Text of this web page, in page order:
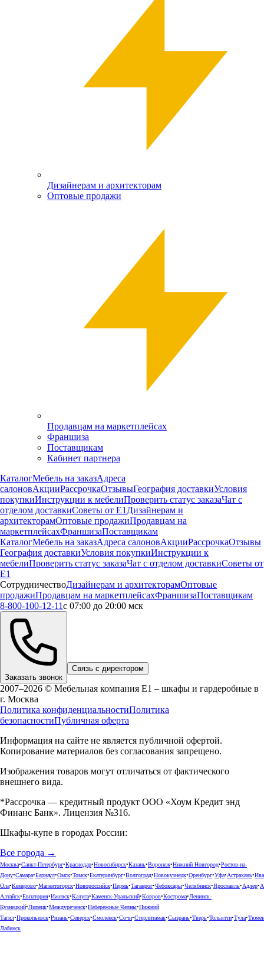
Дизайнерам и архитекторам
Оптовые продажи
Продавцам на маркетплейсах
Франшиза
Поставщикам
Кабинет партнера
КаталогМебель на заказАдреса
салоновАкцииРассрочкаОтзывыГеография доставкиУсловия
покупкиИнструкции к мебелиПроверить статус заказаЧат с
отделом доставкиСоветы от Е1 Дизайнерам и
архитекторамОптовые продажиПродавцам на
маркетплейсахФраншизаПоставщикам
КаталогМебель на заказАдреса салоновАкцииРассрочкаОтзывы
География доставкиУсловия покупкиИнструкции к
мебелиПроверить статус заказаЧат с отделом доставкиСоветы от
Е1
СотрудничествоДизайнерам и архитекторамОптовые
продажиПродавцам на маркетплейсахФраншизаПоставщикам
8-800-100-12-11с 07:00 до 20:00 мск
Заказать звонок
Связь с директором
2007–2026 © Мебельная компания Е1 – шкафы и гардеробные в
г. Москва
Политика конфиденциальностиПолитика
безопасностиПубличная оферта
Информация на сайте не является публичной офертой.
Копирование материалов без согласования запрещено.
Изображения товаров могут отличаться от фактического
внешнего вида.
*Рассрочка — кредитный продукт ООО «Хоум Кредит энд
Финанс Банк». Лицензия №316.
Шкафы-купе в городах России:
Все города →
Москва•Санкт-Петербург•Краснодар•Новосибирск•Казань•Воронеж•Нижний Новгород•Ростов-на-
Дону•Самара•Барнаул•Омск•Томск•Екатеринбург•Волгоград•Новокузнецк•Оренбург•Уфа•Астрахань•
Ола•Кемерово•Магнитогорск•Новороссийск•Пермь•Таганрог•Чебоксары•Челябинск•Ярославль•Адлер•
Алтайск•Евпатория•Ижевск•Калуга•Каменск-Уральский•Ковров•Кострома•Ленинск-
Кузнецкий•Липецк•Междуреченск•Набережные Челны•Нижний
Тагил•Прокопьевск•Рязань•Северск•Смоленск•Сочи•Стерлитамак•Сызрань•Тверь•Тольятти•Тула•
Лабинск